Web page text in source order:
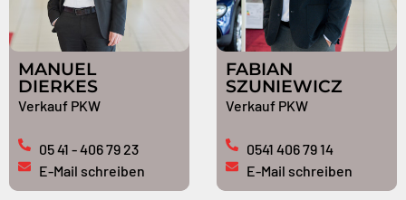
MANUEL
DIERKES
Verkauf PKW
05 41 - 406 79 23
E-Mail schreiben
FABIAN
SZUNIEWICZ
Verkauf PKW
0541 406 79 14
E-Mail schreiben